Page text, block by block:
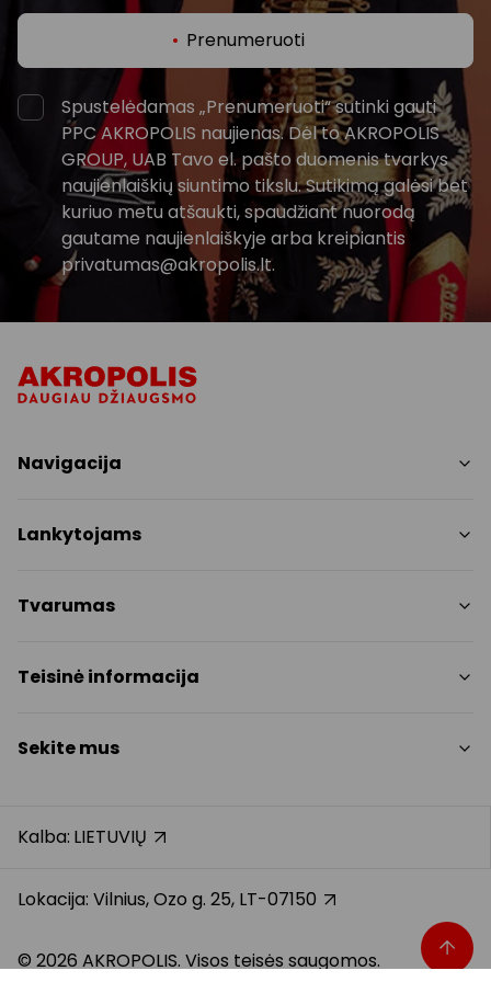
Prenumeruoti
Spustelėdamas „Prenumeruoti“ sutinki gauti
PPC AKROPOLIS naujienas. Dėl to AKROPOLIS
GROUP, UAB Tavo el. pašto duomenis tvarkys
naujienlaiškių siuntimo tikslu. Sutikimą galėsi bet
kuriuo metu atšaukti, spaudžiant nuorodą
gautame naujienlaiškyje arba kreipiantis
privatumas@akropolis.lt.
Navigacija
Paslaugos
Pramogos
Lankytojams
Nemokami patogumai
Kontaktai
Dovanų kortelė
Atsiliepimai
Tvarumas
Tvarumo ataskaita
Teisinė informacija
Slapukų politika
Dovanų kortelės bendrosios taisyklės
Klientų aptarnavimo standartas
Sekite mus
Facebook
TikTok
Kalba: LIETUVIŲ
Lokacija: Vilnius, Ozo g. 25, LT-07150
© 2026 AKROPOLIS. Visos teisės saugomos.